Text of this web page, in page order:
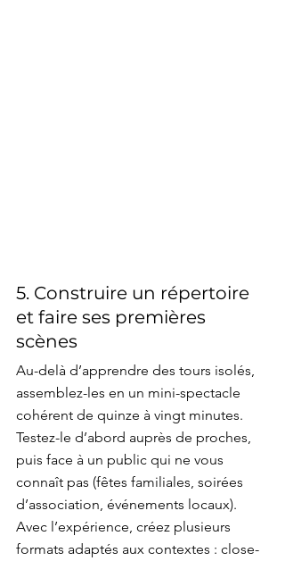
5. Construire un répertoire
et faire ses premières
scènes
Au-delà d’apprendre des tours isolés,
assemblez-les en un mini-spectacle
cohérent de quinze à vingt minutes.
Testez-le d’abord auprès de proches,
puis face à un public qui ne vous
connaît pas (fêtes familiales, soirées
d’association, événements locaux).
Avec l’expérience, créez plusieurs
formats adaptés aux contextes : close-